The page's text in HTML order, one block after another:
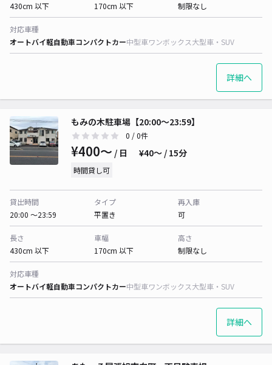
430cm 以下
170cm 以下
制限なし
対応車種
オートバイ軽自動車コンパクトカー中型車ワンボックス大型車・SUV
詳細へ
もみの木駐車場【20:00〜23:59】
0 / 0件
¥400〜 / 日 ¥40〜 / 15分
時間貸し可
貸出時間
20:00 〜23:59
タイプ
平置き
再入庫
可
長さ
430cm 以下
車幅
170cm 以下
高さ
制限なし
対応車種
オートバイ軽自動車コンパクトカー中型車ワンボックス大型車・SUV
詳細へ